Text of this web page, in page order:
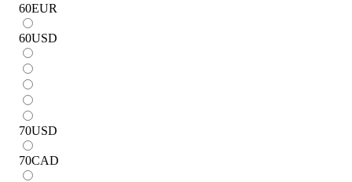
60EUR
60USD
70USD
70CAD